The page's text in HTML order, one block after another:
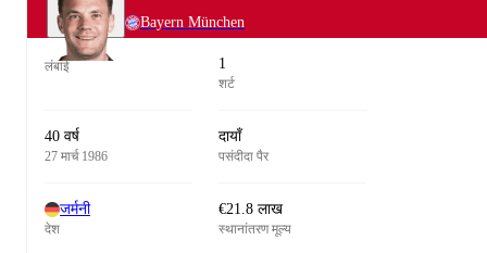
Bayern München
लंबाई 1
शर्ट
40 वर्ष
27 मार्च 1986
दायाँ
पसंदीदा पैर
जर्मनी
देश
€21.8 लाख
स्थानांतरण मूल्य